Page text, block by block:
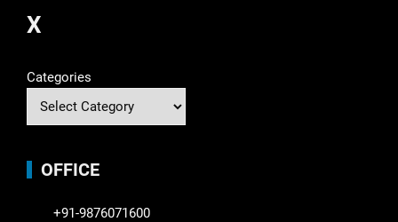
X
Categories
OFFICE
+91-9876071600